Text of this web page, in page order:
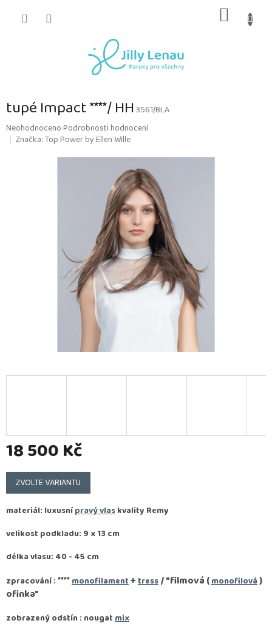
KOŠÍK
tupé Impact ****/ HH3561/BLA
Průměrné
hodnocení
NeohodnocenoPodrobnosti hodnocení
Značka:Top Power by Ellen Wille
18 500 Kč
Měrná
cena:
ZVOLTE VARIANTU
materiál: luxusnípravý vlaskvality Remy
velikost podkladu: 9 x 13 cm
délka vlasu: 40 - 45 cm
zpracování :****monofilament+tress/ "filmová (monofilová)
ofinka"
zobrazený odstín : nougatmix